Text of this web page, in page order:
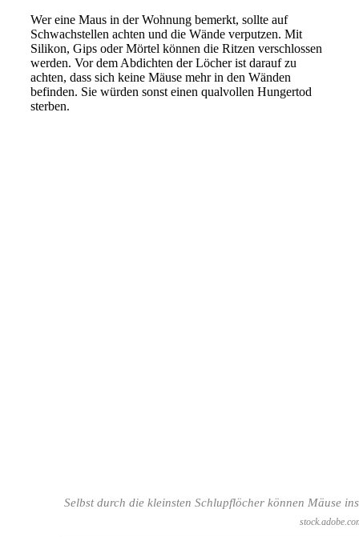
Wer eine Maus in der Wohnung bemerkt, sollte auf
Schwachstellen achten und die Wände verputzen. Mit
Silikon, Gips oder Mörtel können die Ritzen verschlossen
werden. Vor dem Abdichten der Löcher ist darauf zu
achten, dass sich keine Mäuse mehr in den Wänden
befinden. Sie würden sonst einen qualvollen Hungertod
sterben.
Selbst durch die kleinsten Schlupflöcher können Mäuse